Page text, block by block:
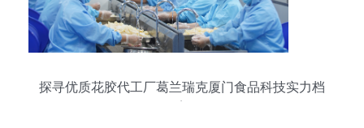
探寻优质花胶代工厂葛兰瑞克厦门食品科技实力档